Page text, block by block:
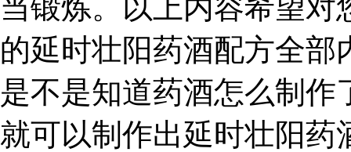
当锻炼。以上内容希望
的延时壮阳药酒配方全
是不是知道药酒怎么制
就可以制作出延时壮阳药